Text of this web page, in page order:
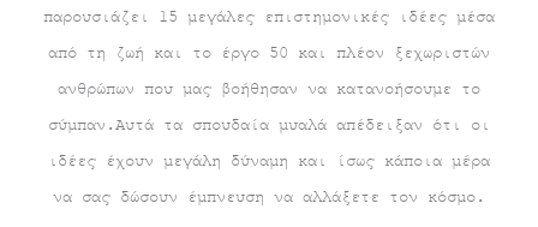
παρουσιάζει 15 μεγάλες επιστημονικές ιδέες μέσα
από τη ζωή και το έργο 50 και πλέον ξεχωριστών
ανθρώπων που μας βοήθησαν να κατανοήσουμε το
σύμπαν.Αυτά τα σπουδαία μυαλά απέδειξαν ότι οι
ιδέες έχουν μεγάλη δύναμη και ίσως κάποια μέρα
να σας δώσουν έμπνευση να αλλάξετε τον κόσμο.